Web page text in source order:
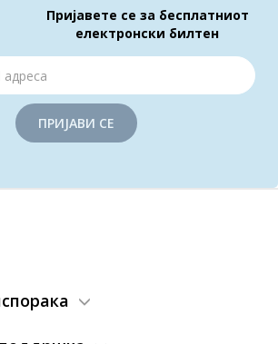
Пријавете се за бесплатниот
електронски билтен
ПРИЈАВИ СЕ